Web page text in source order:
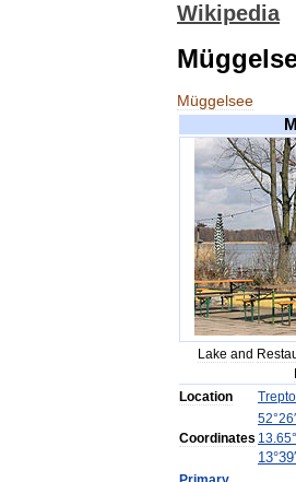
Wikipedia
Müggelsee
Lake and
Location
Coordinates
52°26′
13.65°
13°39′